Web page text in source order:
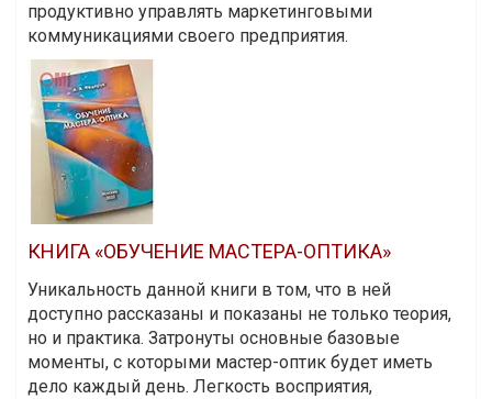
продуктивно управлять маркетинговыми
коммуникациями своего предприятия.
КНИГА «ОБУЧЕНИЕ МАСТЕРА-ОПТИКА»
Уникальность данной книги в том, что в ней
доступно рассказаны и показаны не только теория,
но и практика. Затронуты основные базовые
моменты, с которыми мастер-оптик будет иметь
дело каждый день. Легкость восприятия,